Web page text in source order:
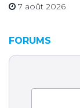
7 août 2026
FORUMS